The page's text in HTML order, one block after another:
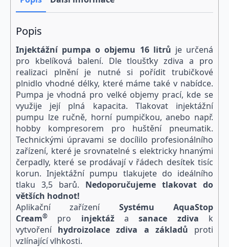
kompresorem
množství
Popis
Injektážní pumpa o objemu 16 litrů je určená
pro kbelíková balení. Dle tloušťky zdiva a pro
realizaci plnění je nutné si pořídit trubičkové
plnidlo vhodné délky, které máme také v nabídce.
Pumpa je vhodná pro velké objemy prací, kde se
využije její plná kapacita. Tlakovat injektážní
pumpu lze ručně, horní pumpičkou, anebo např.
hobby kompresorem pro huštění pneumatik.
Technickými úpravami se docílilo profesionálního
zařízení, které je srovnatelné s elektricky hnanými
čerpadly, které se prodávají v řádech desítek tisíc
korun. Injektážní pumpu tlakujete do ideálního
tlaku 3,5 barů. Nedoporučujeme tlakovat do
větších hodnot!
Aplikační zařízení SystémuAquaStop
Cream® pro injektážasanace zdiva k
vytvoření hydroizolace zdiva a základů proti
vzlínající vlhkosti.